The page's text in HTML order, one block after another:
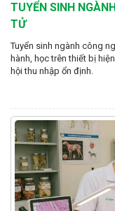
TUYỂN SINH
TỬ
Tuyển sinh ngành công
hành, học trên thiết bị
hội thu nhập ổn định.